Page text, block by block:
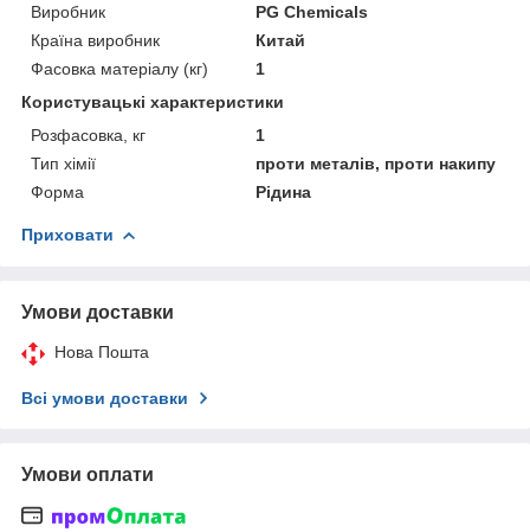
Виробник
PG Chemicals
Країна виробник
Китай
Фасовка матеріалу (кг)
1
Користувацькі характеристики
Розфасовка, кг
1
Тип хімії
проти металів, проти накипу
Форма
Рідина
Приховати
Умови доставки
Нова Пошта
Всі умови доставки
Умови оплати